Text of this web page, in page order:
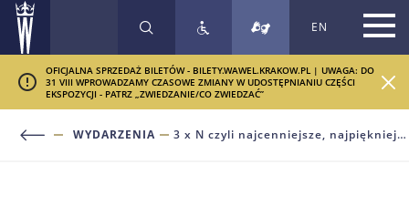
SZUKAJ EN
OFICJALNA SPRZEDAŻ BILETÓW - BILETY.WAWEL.KRAKOW.PL | UWAGA: DO
31 VIII WPROWADZAMY CZASOWE ZMIANY W UDOSTĘPNIANIU CZĘŚCI
EKSPOZYCJI - PATRZ „ZWIEDZANIE/CO ZWIEDZAĆ”
WYDARZENIA 3 x N czyli najcenniejsze, najpiękniejsze, najciekawsze